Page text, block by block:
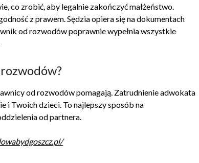
co zrobić, aby legalnie zakończyć małżeństwo.
z prawem. Sędzia opiera się na dokumentach
od rozwodów poprawnie wypełnia wszystkie
od rozwodów pomagają. Zatrudnienie adwokata
i Twoich dzieci. To najlepszy sposób na
od partnera.